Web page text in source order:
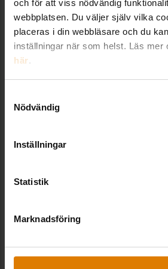
och för att viss nödvändig
webbplatsen. Du väljer själv vilka
placeras i din webbläsare och du
inställningar när som helst. Läs mer
här.
Nödvändig
Inställningar
Statistik
Marknadsföring
Konkreta AI-
Fastigheter producerar
data om energi, underhåll
digitalisera och
hyresgästupplevelsen. AI-
konkreta steg för att
för en mer lönsam, smart och
fastighetsförvaltning.